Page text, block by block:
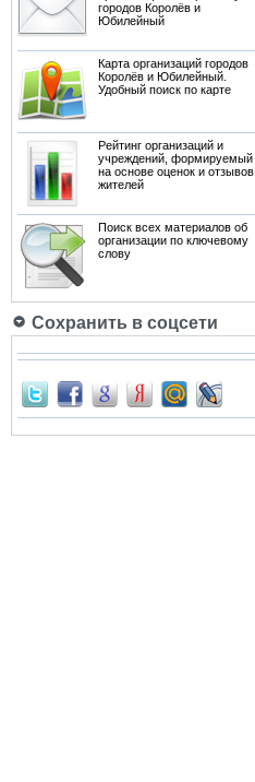
городов Королёв и
Юбилейный
Карта организаций городов
Королёв и Юбилейный.
Удобный поиск по карте
Рейтинг организаций и
учреждений, формируемый
на основе оценок и отзывов
жителей
Поиск всех материалов об
организации по ключевому
слову
Сохранить в соцсети